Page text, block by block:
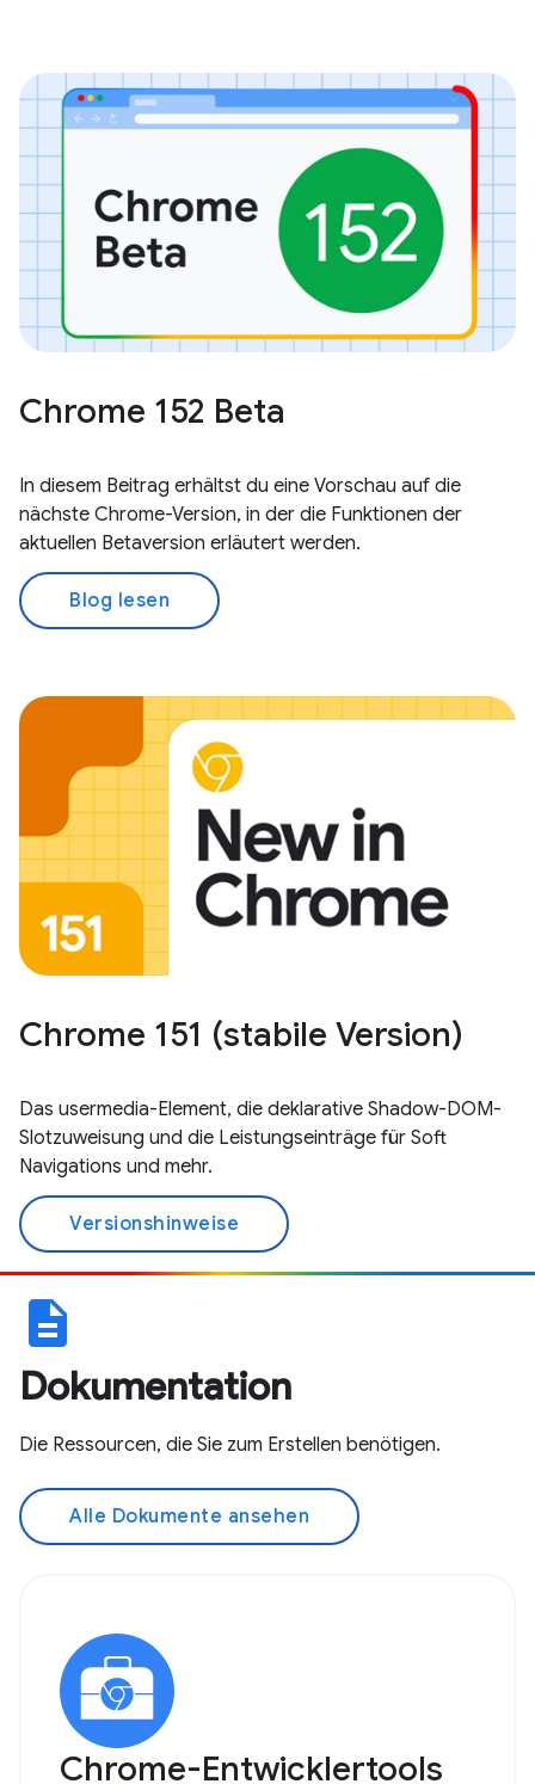
Chrome 152 Beta
In diesem Beitrag erhältst du eine Vorschau auf die
nächste Chrome-Version, in der die Funktionen der
aktuellen Betaversion erläutert werden.
Blog lesen
Chrome 151 (stabile Version)
Das usermedia-Element, die deklarative Shadow-DOM-
Slotzuweisung und die Leistungseinträge für Soft
Navigations und mehr.
Versionshinweise
description
Dokumentation
Die Ressourcen, die Sie zum Erstellen benötigen.
Alle Dokumente ansehen
Chrome-Entwicklertools